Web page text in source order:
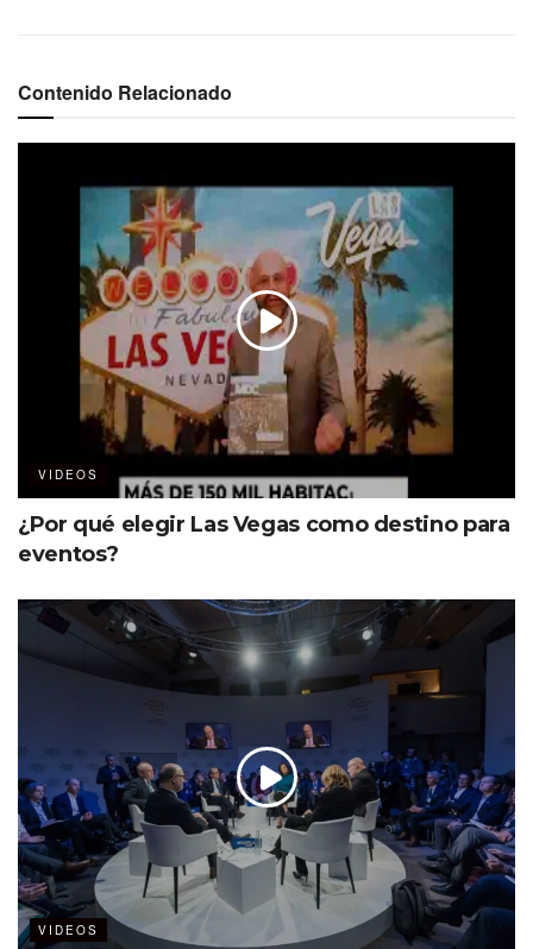
Contenido Relacionado
VIDEOS
¿Por qué elegir Las Vegas como destino para
eventos?
VIDEOS